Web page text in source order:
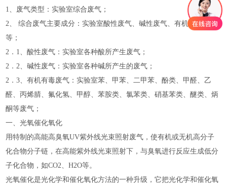
1、废气类型：实验室综合废气；
2、 综合废气主要成分：实验室酸性废气、碱性废气、有机有毒废气
等；
2．1、酸性废气：实验室各种酸所产生废气；
2．2、碱性废气：实验室各种碱所产生的废气；
2．3、有机有毒废气：实验室苯、甲苯、二甲苯、酚类、甲醛、乙
醛、丙烯腈、氟化氢、甲醇、苯胺类、氯苯类、硝基苯类、醚类、炳
酮等废气；
一、光氧催化氧化
用特制的高能高臭氧UV紫外线光束照射废气，使有机或无机高分子
化合物分子链，在高能紫外线光束照射下，与臭氧进行反应生成低分
子化合物，如CO2、H2O等。
光氧催化是光化学和催化氧化方法的一种升级，它把光化学和催化氧